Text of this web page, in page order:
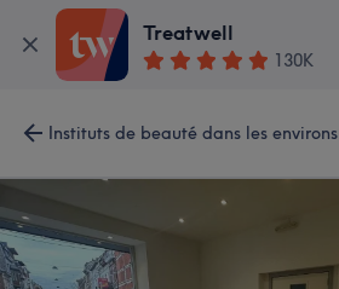
Treatwell
130K
Instituts de beauté dans les environs